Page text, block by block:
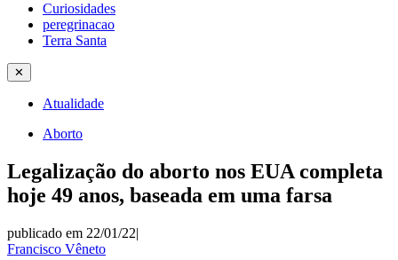
Curiosidades
peregrinacao
Terra Santa
✕
Atualidade
Aborto
Legalização do aborto nos EUA completa
hoje 49 anos, baseada em uma farsa
publicado em 22/01/22|
Francisco Vêneto